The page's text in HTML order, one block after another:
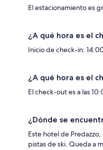
El estacionamiento es
¿A qué hora es el
Inicio de check-in:
¿A qué hora es el
El check-out es a las
¿Dónde se
Este hotel de
pistas de ski. Queda a